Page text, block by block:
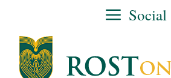
conținut
Social